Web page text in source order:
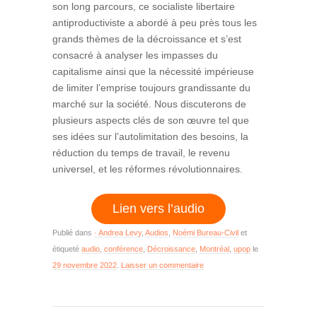
son long parcours, ce socialiste libertaire
antiproductiviste a abordé à peu près tous les
grands thèmes de la décroissance et s’est
consacré à analyser les impasses du
capitalisme ainsi que la nécessité impérieuse
de limiter l’emprise toujours grandissante du
marché sur la société. Nous discuterons de
plusieurs aspects clés de son œuvre tel que
ses idées sur l’autolimitation des besoins, la
réduction du temps de travail, le revenu
universel, et les réformes révolutionnaires.
Lien vers l’audio
Publié dans · Andrea Levy, Audios Noémi Bureau-Civil et
étiqueté audio conférence Décroissance Montréal upop le
29 novembre 2022 Laisser un commentaire